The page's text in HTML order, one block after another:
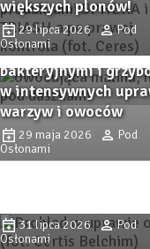
większych plonów!
29 lipca 2026
Pod
Osłonami
Remedy Complex pod
osłonami – wsparcie
ochrony przed
bakteryjnymi i
w intensywnych
warzyw i owoców
29 maja 2026
Pod
Osłonami
PROBLAD –
biofungicyd do
upraw
31 lipca 2026
Pod
Osłonami